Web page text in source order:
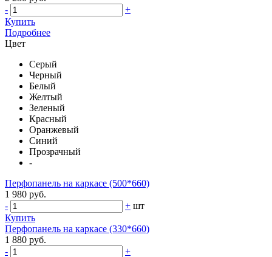
-
+
Купить
Подробнее
Цвет
Серый
Черный
Белый
Желтый
Зеленый
Красный
Оранжевый
Синий
Прозрачный
-
Перфопанель на каркасе (500*660)
1 980 руб.
-
+ шт
Купить
Перфопанель на каркасе (330*660)
1 880 руб.
-
+